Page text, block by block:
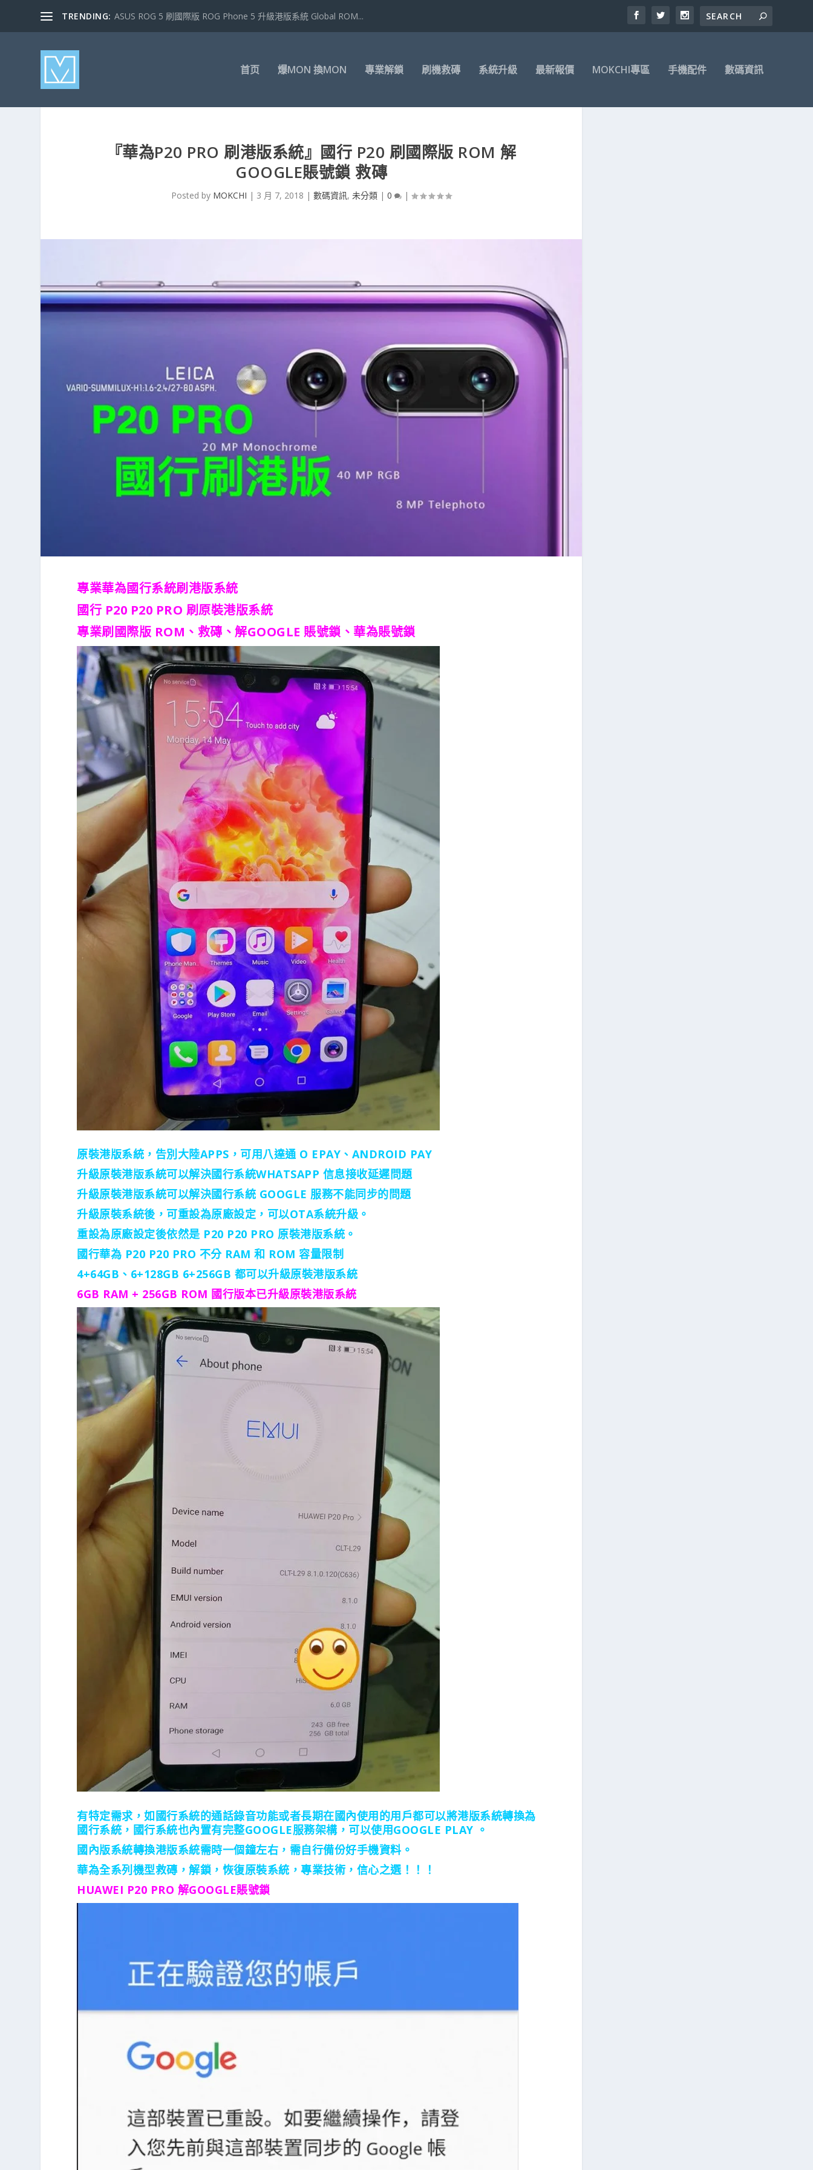
TRENDING: ASUS ROG 5 刷國際版 ROG Phone 5 升級港版系統 Global ROM...
首页 爆MON 換MON 專業解鎖 刷機救磚 系統升級 最新報價 MOKCHI專區 手機配件 數碼資訊
『華為P20 PRO 刷港版系統』國行 P20 刷國際版 ROM 解
GOOGLE賬號鎖 救磚
Posted by MOKCHI | 3 月 7, 2018 |數碼資訊,未分類 |0 |
專業華為國行系統刷港版系統
國行 P20 P20 PRO 刷原裝港版系統
專業刷國際版 ROM、救磚、解GOOGLE 賬號鎖、華為賬號鎖
原裝港版系統，告別大陸APPS，可用八達通 O EPAY、ANDROID PAY
升級原裝港版系統可以解決國行系統WHATSAPP 信息接收延遲問題
升級原裝港版系統可以解決國行系統 GOOGLE 服務不能同步的問題
升級原裝系統後，可重設為原廠設定，可以OTA系統升級。
重設為原廠設定後依然是 P20 P20 PRO 原裝港版系統。
國行華為 P20 P20 PRO 不分 RAM 和 ROM 容量限制
4+64GB、6+128GB 6+256GB 都可以升級原裝港版系統
6GB RAM + 256GB ROM 國行版本已升級原裝港版系統
有特定需求，如國行系統的通話錄音功能或者長期在國內使用的用戶都可以將港版系統轉換為
國行系統，國行系統也內置有完整GOOGLE服務架構，可以使用GOOGLE PLAY 。
國內版系統轉換港版系統需時一個鐘左右，需自行備份好手機資料。
華為全系列機型救磚，解鎖，恢復原裝系統，專業技術，信心之選！！！
HUAWEI P20 PRO 解GOOGLE賬號鎖